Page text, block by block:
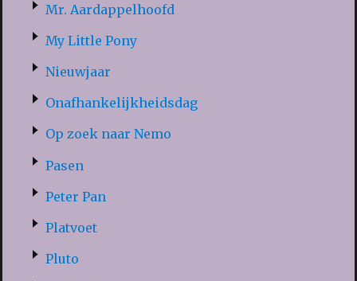
Mr. Aardappelhoofd
My Little Pony
Nieuwjaar
Onafhankelijkheidsdag
Op zoek naar Nemo
Pasen
Peter Pan
Platvoet
Pluto